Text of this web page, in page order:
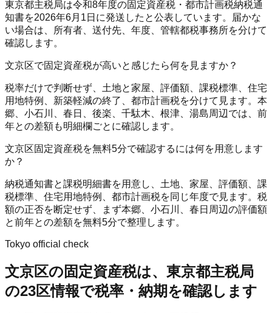
東京都主税局は令和8年度の固定資産税・都市計画税納税通
知書を2026年6月1日に発送したと公表しています。届かな
い場合は、所有者、送付先、年度、管轄都税事務所を分けて
確認します。
文京区で固定資産税が高いと感じたら何を見ますか？
税率だけで判断せず、土地と家屋、評価額、課税標準、住宅
用地特例、新築軽減の終了、都市計画税を分けて見ます。本
郷、小石川、春日、後楽、千駄木、根津、湯島周辺では、前
年との差額も明細欄ごとに確認します。
文京区固定資産税を無料5分で確認するには何を用意します
か？
納税通知書と課税明細書を用意し、土地、家屋、評価額、課
税標準、住宅用地特例、都市計画税を同じ年度で見ます。税
額の正否を断定せず、まず本郷、小石川、春日周辺の評価額
と前年との差額を無料5分で整理します。
Tokyo official check
文京区の固定資産税は、東京都主税局
の23区情報で税率・納期を確認します